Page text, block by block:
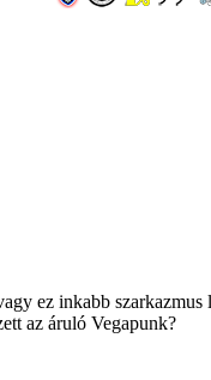
ez inkabb
az áruló Vegapunk?